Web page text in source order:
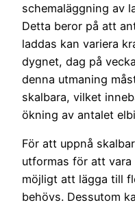
schemaläggning av
Detta beror på att
laddas kan variera
dygnet, dag på
denna utmaning
skalbara, vilket
ökning av antalet
För att uppnå
utformas för att
möjligt att lägga till
behövs. Dessutom